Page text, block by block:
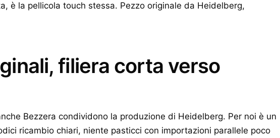
è la pellicola touch stessa. Pezzo originale da Heidelberg,
filiera corta verso
Bezzera condividono la produzione di Heidelberg. Per noi è un
ricambio chiari, niente pasticci con importazioni parallele poco